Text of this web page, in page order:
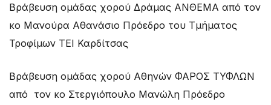
Βράβευση ομάδας χορού Δράμας ΑΝΘΕΜΑ από τον
κο Μανούρα Αθανάσιο Πρόεδρο του Τμήματος
Τροφίμων ΤΕΙ Καρδίτσας
Βράβευση ομάδας χορού Αθηνών ΦΑΡΟΣ ΤΥΦΛΩΝ
από τον κο Στεργιόπουλο Μανώλη Πρόεδρο